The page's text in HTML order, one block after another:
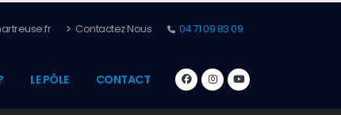
Contactez Nous 04 71 09 83 09
LE PÔLE CONTACT